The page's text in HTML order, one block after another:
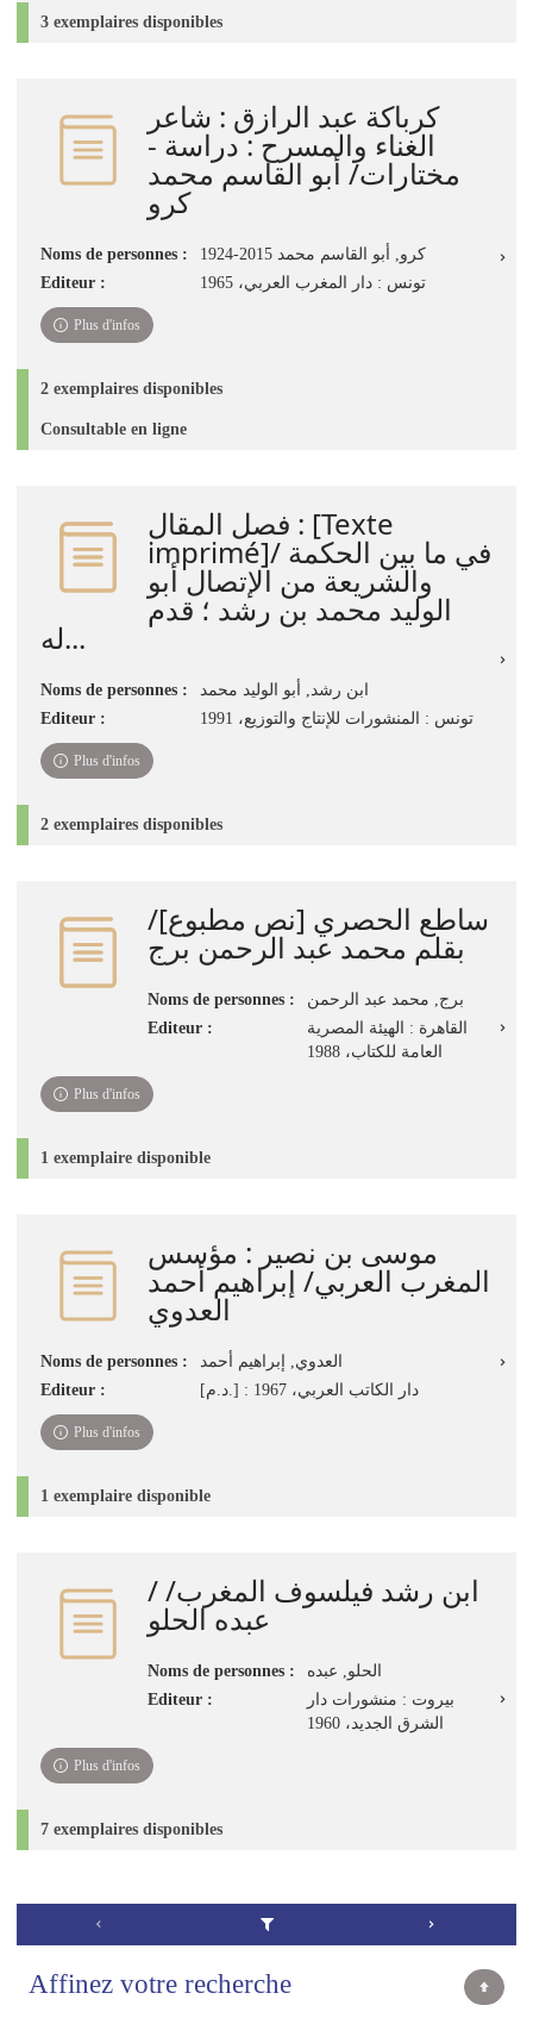
3 exemplaires disponibles
كرباكة عبد الرازق : شاعر
الغناء والمسرح : دراسة -
مختارات/ أبو القاسم محمد
كرو
Noms de personnes :
كرو, أبو القاسم محمد 2015-1924
Editeur :
تونس : دار المغرب العربي، 1965
Plus d'infos
2 exemplaires disponibles
Consultable en ligne
فصل المقال : [Texte
imprimé]/ ‏في ما بين الحكمة
والشريعة من الإتصال أبو
الوليد محمد بن رشد ؛ قدم
له...
Noms de personnes :
ابن رشد, أبو الوليد محمد
Editeur :
تونس : المنشورات للإنتاج والتوزيع، 1991‏
Plus d'infos
2 exemplaires disponibles
ساطع الحصري‏ ‏[نص مطبوع]‏/
‏بقلم محمد عبد الرحمن برج
Noms de personnes :
برج‏, ‏محمد عبد الرحمن‏
Editeur :
القاهرة‏ : ‏الهيئة المصرية
العامة للكتاب‏، ‏1988
Plus d'infos
1 exemplaire disponible
موسى بن نصير : مؤسس
المغرب العربي/ إبراهيم أحمد
العدوي
Noms de personnes :
العدوي, إبراهيم أحمد
Editeur :
[د.م.] : دار الكاتب العربي، 1967
Plus d'infos
1 exemplaire disponible
ابن رشد فيلسوف المغرب/ /
عبده الحلو
Noms de personnes :
الحلو, عبده
Editeur :
بيروت : منشورات دار
الشرق الجديد، 1960
Plus d'infos
7 exemplaires disponibles
Affinez votre recherche